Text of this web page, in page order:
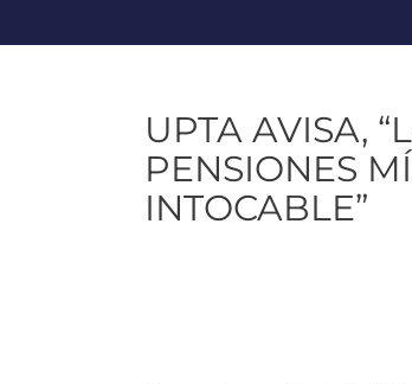
UPTA AVISA,
PENSIONES
INTOCABLE”